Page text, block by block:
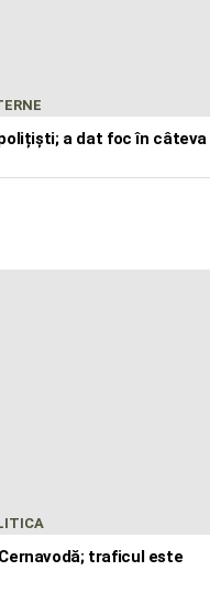
a dat foc în câteva
traficul este